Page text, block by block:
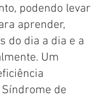
podendo levar
aprender,
do dia a dia e a
Um
de